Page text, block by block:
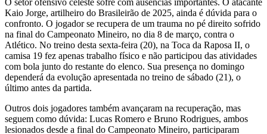
Kaio Jorge, artilheiro do Brasileirão de 2025, ainda é dúvida para o
confronto. O jogador se recupera de um trauma no pé direito sofrido
na final do Campeonato Mineiro, no dia 8 de março, contra o
Atlético. No treino desta sexta-feira (20), na Toca da Raposa II, o
camisa 19 fez apenas trabalho físico e não participou das atividades
com bola junto do restante do elenco. Sua presença no domingo
dependerá da evolução apresentada no treino de sábado (21), o
último antes da partida.
Outros dois jogadores também avançaram na recuperação, mas
seguem como dúvida: Lucas Romero e Bruno Rodrigues, ambos
lesionados desde a final do Campeonato Mineiro, participaram